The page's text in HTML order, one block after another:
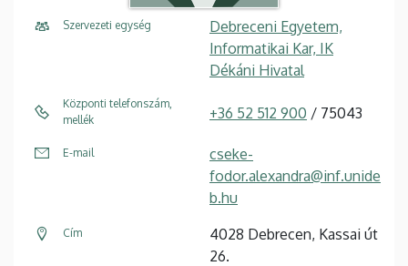
Szervezeti egység
Debreceni Egyetem,
Informatikai Kar, IK
Dékáni Hivatal
Központi telefonszám,
mellék
+36 52 512 900 / 75043
E-mail
cseke-
fodor.alexandra@inf.unide
b.hu
Cím
4028 Debrecen, Kassai út
26.